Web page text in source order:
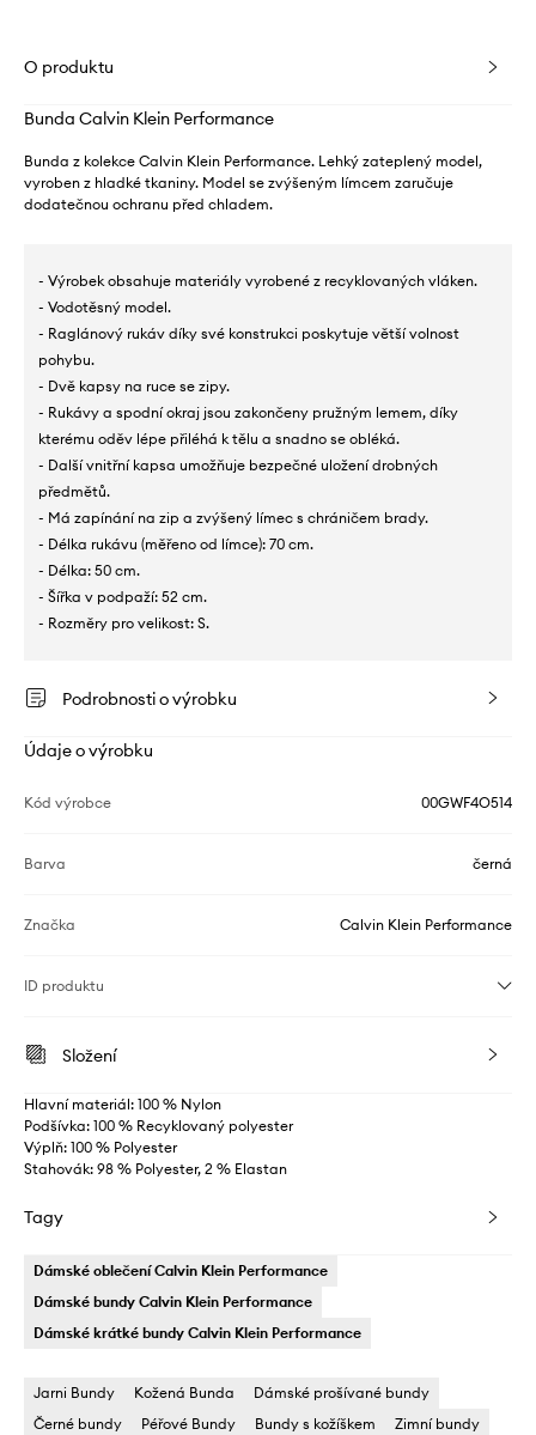
O produktu
Bunda Calvin Klein Performance
Bunda z kolekce Calvin Klein Performance. Lehký zateplený model,
vyroben z hladké tkaniny. Model se zvýšeným límcem zaručuje
dodatečnou ochranu před chladem.
- Výrobek obsahuje materiály vyrobené z recyklovaných vláken.
- Vodotěsný model.
- Raglánový rukáv díky své konstrukci poskytuje větší volnost
pohybu.
- Dvě kapsy na ruce se zipy.
- Rukávy a spodní okraj jsou zakončeny pružným lemem, díky
kterému oděv lépe přiléhá k tělu a snadno se obléká.
- Další vnitřní kapsa umožňuje bezpečné uložení drobných
předmětů.
- Má zapínání na zip a zvýšený límec s chráničem brady.
- Délka rukávu (měřeno od límce): 70 cm.
- Délka: 50 cm.
- Šířka v podpaží: 52 cm.
- Rozměry pro velikost: S.
Podrobnosti o výrobku
Údaje o výrobku
Kód výrobce 00GWF4O514
Barva černá
Značka Calvin Klein Performance
ID produktu
Složení
Hlavní materiál: 100 % Nylon
Podšívka: 100 % Recyklovaný polyester
Výplň: 100 % Polyester
Stahovák: 98 % Polyester, 2 % Elastan
Tagy
Dámské oblečení Calvin Klein Performance
Dámské bundy Calvin Klein Performance
Dámské krátké bundy Calvin Klein Performance
Jarni Bundy Kožená Bunda
Dámské prošívané bundy
Černé bundy
Péřové Bundy Bundy s kožíškem Zimní bundy